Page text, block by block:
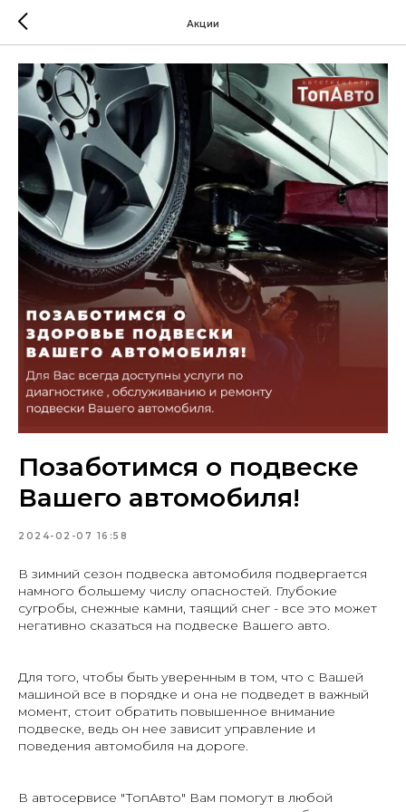
Акции
Позаботимся о подвеске
Вашего автомобиля!
2024-02-07 16:58
В зимний сезон подвеска автомобиля подвергается
намного большему числу опасностей. Глубокие
сугробы, снежные камни, таящий снег - все это может
негативно сказаться на подвеске Вашего авто.
Для того, чтобы быть уверенным в том, что с Вашей
машиной все в порядке и она не подведет в важный
момент, стоит обратить повышенное внимание
подвеске, ведь он нее зависит управление и
поведения автомобиля на дороге.
В автосервисе "ТопАвто" Вам помогут в любой